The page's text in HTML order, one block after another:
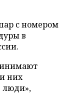
с номером
в
них
люди»,